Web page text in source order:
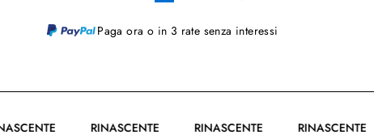
Paga ora o in 3 rate senza interessi
RINASCENTE RINASCENTE RINASCENTE RINASCENTE